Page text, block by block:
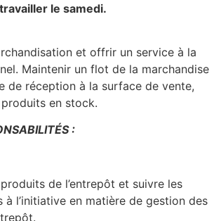
le samedi.
et offrir un service à la
Maintenir un flot de la marchandise
de réception à la surface de vente,
en stock.
:
de l’entrepôt et suivre les
à l’initiative en matière de gestion des